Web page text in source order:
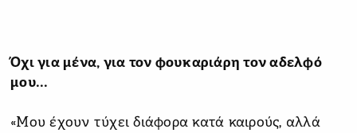
Όχι για μένα, για τον φουκαριάρη τον αδελφό
μου...
«Μου έχουν τύχει διάφορα κατά καιρούς, αλλά